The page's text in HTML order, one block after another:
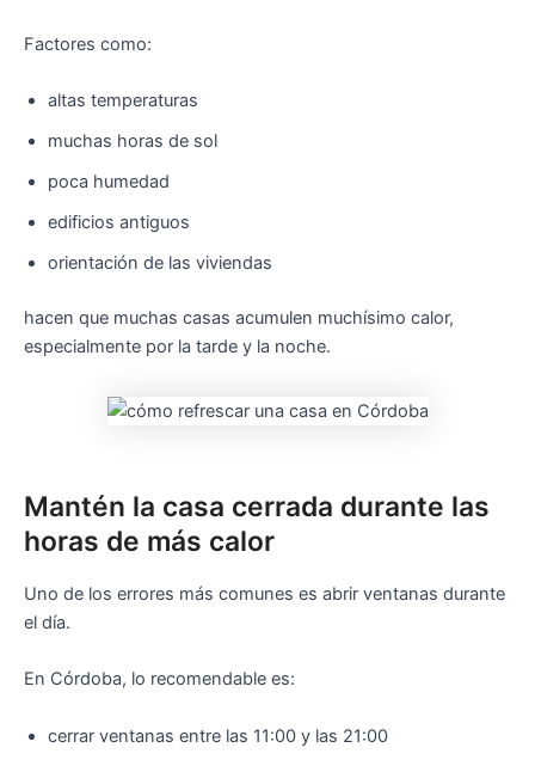
Factores como:
altas temperaturas
muchas horas de sol
poca humedad
edificios antiguos
orientación de las viviendas
hacen que muchas casas acumulen muchísimo calor,
especialmente por la tarde y la noche.
Mantén la casa cerrada durante las
horas de más calor
Uno de los errores más comunes es abrir ventanas durante
el día.
En Córdoba, lo recomendable es:
cerrar ventanas entre las 11:00 y las 21:00